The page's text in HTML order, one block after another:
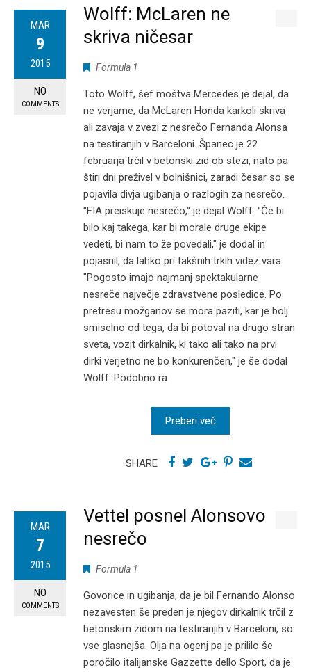
MAR
9
2015
NO
COMMENTS
Wolff: McLaren ne
skriva ničesar
Formula 1
Toto Wolff, šef moštva Mercedes je dejal, da
ne verjame, da McLaren Honda karkoli skriva
ali zavaja v zvezi z nesrečo Fernanda Alonsa
na testiranjih v Barceloni. Španec je 22.
februarja trčil v betonski zid ob stezi, nato pa
štiri dni preživel v bolnišnici, zaradi česar so se
pojavila divja ugibanja o razlogih za nesrečo.
"FIA preiskuje nesrečo," je dejal Wolff. "Če bi
bilo kaj takega, kar bi morale druge ekipe
vedeti, bi nam to že povedali," je dodal in
pojasnil, da lahko pri takšnih trkih videz vara.
"Pogosto imajo najmanj spektakularne
nesreče največje zdravstvene posledice. Po
pretresu možganov se mora paziti, kar je bolj
smiselno od tega, da bi potoval na drugo stran
sveta, vozit dirkalnik, ki tako ali tako na prvi
dirki verjetno ne bo konkurenčen," je še dodal
Wolff. Podobno ra
Preberi več
SHARE
MAR
7
2015
NO
COMMENTS
Vettel posnel Alonsovo
nesrečo
Formula 1
Govorice in ugibanja, da je bil Fernando Alonso
nezavesten še preden je njegov dirkalnik trčil z
betonskim zidom na testiranjih v Barceloni, so
vse glasnejša. Olja na ogenj pa je prililo še
poročilo italijanske Gazzette dello Sport, da je